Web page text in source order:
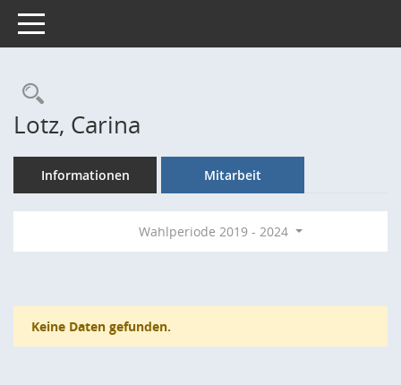
Toggle navigation
Rechercheauswahl
Lotz, Carina
Informationen Mitarbeit
Wahlperiode 2019 - 2024
Keine Daten gefunden.